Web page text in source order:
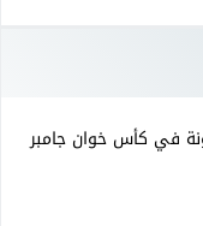
في كأس خوان جامبر